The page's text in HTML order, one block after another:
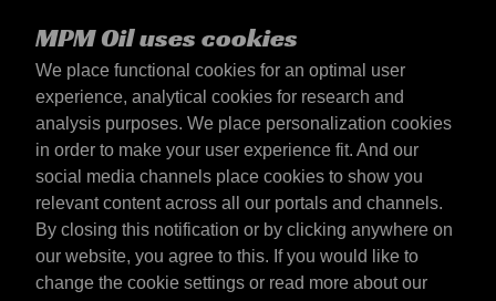
MPM Oil uses cookies
We place functional cookies for an optimal user
experience, analytical cookies for research and
analysis purposes. We place personalization cookies
in order to make your user experience fit. And our
social media channels place cookies to show you
relevant content across all our portals and channels.
By closing this notification or by clicking anywhere on
our website, you agree to this. If you would like to
change the cookie settings or read more about our
Italia
Contatto
Termini & Condizioni
Termini di consegna
Informativa sulla privacy